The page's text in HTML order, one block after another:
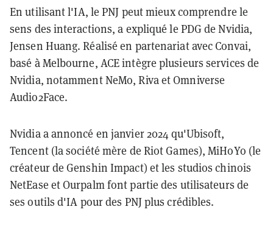
En utilisant l'IA, le PNJ peut mieux comprendre le
sens des interactions, a expliqué le PDG de Nvidia,
Jensen Huang. Réalisé en partenariat avec Convai,
basé à Melbourne, ACE intègre plusieurs services de
Nvidia, notamment NeMo, Riva et Omniverse
Audio2Face.
Nvidia a annoncé en janvier 2024 qu'Ubisoft,
Tencent (la société mère de Riot Games), MiHoYo (le
créateur de Genshin Impact) et les studios chinois
NetEase et Ourpalm font partie des utilisateurs de
ses outils d'IA pour des PNJ plus crédibles.